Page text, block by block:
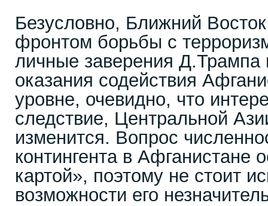
Безусловно, Ближний
фронтом борьбы с
личные заверения Д.Трампа
оказания содействия
уровне, очевидно, что
следствие, Центральной
изменится. Вопрос
контингента в Афганистане
картой», поэтому не стоит
возможности его